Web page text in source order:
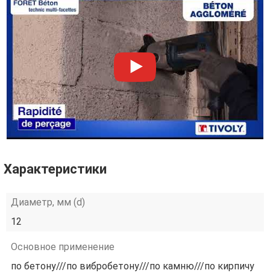
Характеристики
Диаметр, мм (d)
12
Основное применение
по бетону///по вибробетону///по камню///по кирпичу